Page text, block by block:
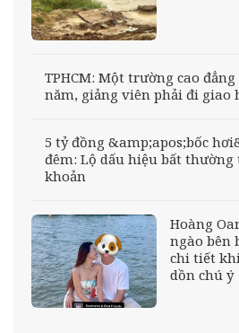
TPHCM: Một trường cao
năm, giảng viên phải đi giao
5 tỷ đồng &amp;apos;bốc
đêm: Lộ dấu hiệu bất
khoản
Hoàng
ngào bên
chi tiết
dồn chú ý